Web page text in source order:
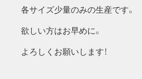
各サイズ少量のみの生産です。
欲しい方はお早めに。
よろしくお願いします！